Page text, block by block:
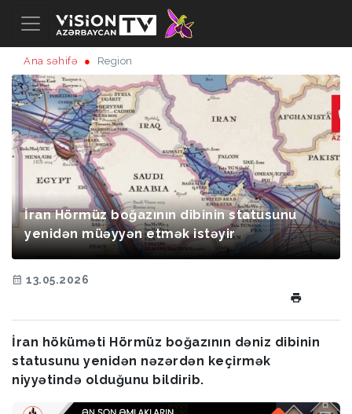
Ana səhifə Region
İran Hörmüz boğazının dibinin statusunu
yenidən müəyyən etmək istəyir
13.05.2026
İran höküməti Hörmüz boğazının dəniz dibinin
statusunu yenidən nəzərdən keçirmək
niyyətində olduğunu bildirib.